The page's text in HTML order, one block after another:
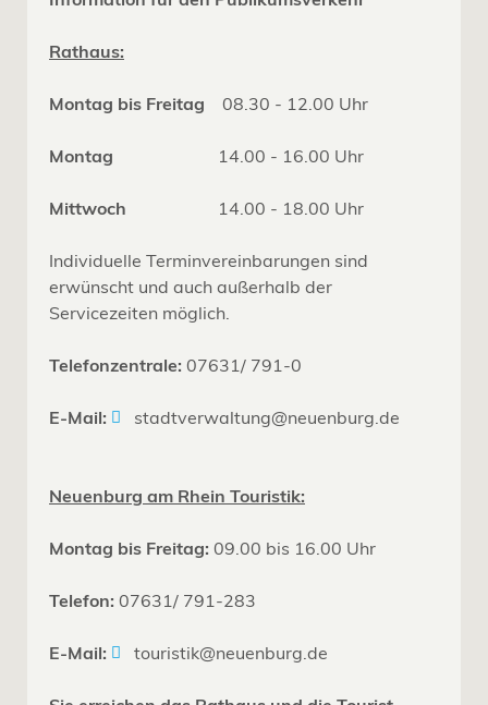
Rathaus:
Montag bis Freitag 08.30 - 12.00 Uhr
Montag 14.00 - 16.00 Uhr
Mittwoch 14.00 - 18.00 Uhr
Individuelle Terminvereinbarungen sind
erwünscht und auch außerhalb der
Servicezeiten möglich.
Telefonzentrale: 07631/ 791-0
E-Mail: stadtverwaltung@neuenburg.de
Neuenburg am Rhein Touristik:
Montag bis Freitag: 09.00 bis 16.00 Uhr
Telefon: 07631/ 791-283
E-Mail: touristik@neuenburg.de